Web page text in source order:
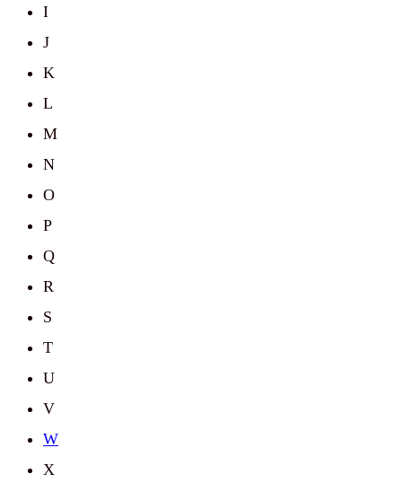
I
J
K
L
M
N
O
P
Q
R
S
T
U
V
W
X